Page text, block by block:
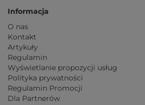
Informacja
O nas
Kontakt
Artykuły
Regulamin
Wyświetlanie propozycji usług
Polityka prywatności
Regulamin Promocji
Dla Partnerów